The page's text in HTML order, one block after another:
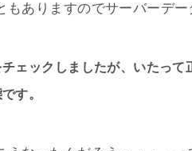
もありますのでサーバーデー
ェックしましたが、いたって
す。